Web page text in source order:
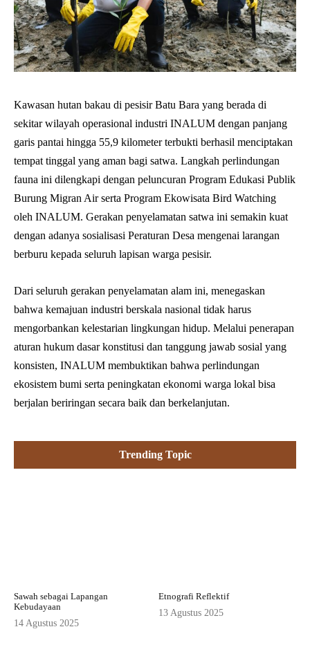
Kawasan hutan bakau di pesisir Batu Bara yang berada di
sekitar wilayah operasional industri INALUM dengan panjang
garis pantai hingga 55,9 kilometer terbukti berhasil menciptakan
tempat tinggal yang aman bagi satwa. Langkah perlindungan
fauna ini dilengkapi dengan peluncuran Program Edukasi Publik
Burung Migran Air serta Program Ekowisata Bird Watching
oleh INALUM. Gerakan penyelamatan satwa ini semakin kuat
dengan adanya sosialisasi Peraturan Desa mengenai larangan
berburu kepada seluruh lapisan warga pesisir.
Dari seluruh gerakan penyelamatan alam ini, menegaskan
bahwa kemajuan industri berskala nasional tidak harus
mengorbankan kelestarian lingkungan hidup. Melalui penerapan
aturan hukum dasar konstitusi dan tanggung jawab sosial yang
konsisten, INALUM membuktikan bahwa perlindungan
ekosistem bumi serta peningkatan ekonomi warga lokal bisa
berjalan beriringan secara baik dan berkelanjutan.
Trending Topic
Sawah sebagai Lapangan
Kebudayaan
14 Agustus 2025
Etnografi Reflektif
13 Agustus 2025